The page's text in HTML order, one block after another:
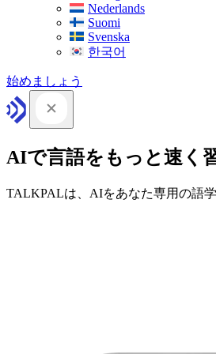
Nederlands
Suomi
Svenska
한국어
始めましょう
AIで言語をもっと速く
TALKPALは、AIをあなた専用の語